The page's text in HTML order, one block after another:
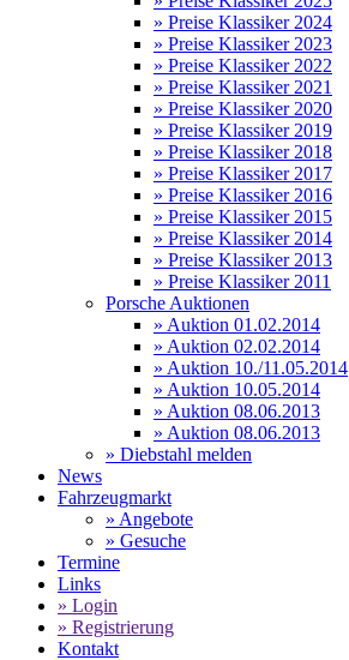
» Preise Klassiker 2024
» Preise Klassiker 2023
» Preise Klassiker 2022
» Preise Klassiker 2021
» Preise Klassiker 2020
» Preise Klassiker 2019
» Preise Klassiker 2018
» Preise Klassiker 2017
» Preise Klassiker 2016
» Preise Klassiker 2015
» Preise Klassiker 2014
» Preise Klassiker 2013
» Preise Klassiker 2011
Porsche Auktionen
» Auktion 01.02.2014
» Auktion 02.02.2014
» Auktion 10./11.05.2014
» Auktion 10.05.2014
» Auktion 08.06.2013
» Auktion 08.06.2013
» Diebstahl melden
News
Fahrzeugmarkt
» Angebote
» Gesuche
Termine
Links
» Login
» Registrierung
Kontakt